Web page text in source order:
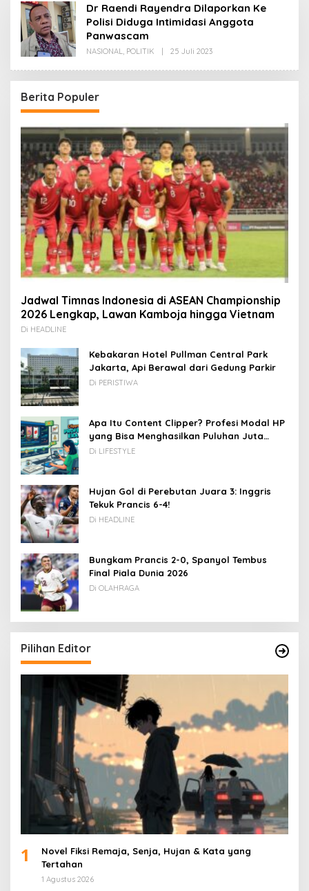
Dr Raendi Rayendra Dilaporkan Ke
Polisi Diduga Intimidasi Anggota
Panwascam
NASIONAL, POLITIK 25 Juli 2023Oleh
Berita Populer
Jadwal Timnas Indonesia di ASEAN Championship
2026 Lengkap, Lawan Kamboja hingga Vietnam
Di HEADLINE
Kebakaran Hotel Pullman Central Park
Jakarta, Api Berawal dari Gedung Parkir
Di PERISTIWA
Apa Itu Content Clipper? Profesi Modal HP
yang Bisa Menghasilkan Puluhan Juta
Rupiah
Di LIFESTYLE
Hujan Gol di Perebutan Juara 3: Inggris
Tekuk Prancis 6-4!
Di HEADLINE
Bungkam Prancis 2-0, Spanyol Tembus
Final Piala Dunia 2026
Di OLAHRAGA
Pilihan Editor
1
Novel Fiksi Remaja, Senja, Hujan & Kata yang
Tertahan
1 Agustus 2026